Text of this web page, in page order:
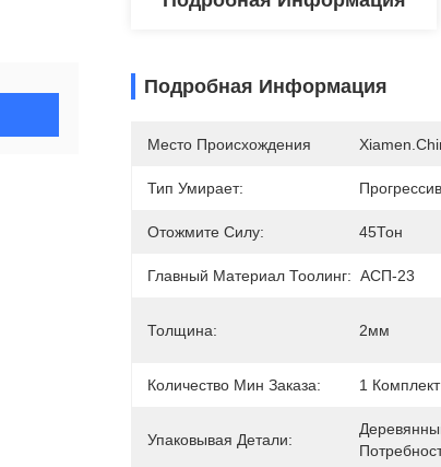
Подробная Информация
Место Происхождения
Тип Умирает:
Отожмите Силу: 45Тон
Главный Материал Тоолинг: АСП-23
Толщина: 2мм
Количество Мин Заказа: 1 Комплект
Упаковывая Детали: